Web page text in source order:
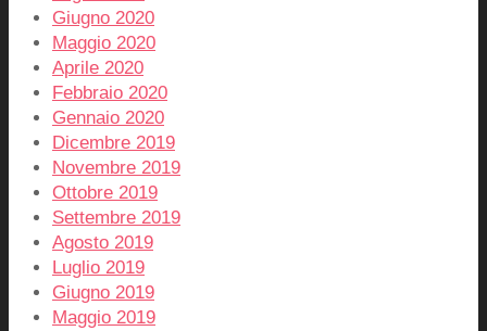
Giugno 2020
Maggio 2020
Aprile 2020
Febbraio 2020
Gennaio 2020
Dicembre 2019
Novembre 2019
Ottobre 2019
Settembre 2019
Agosto 2019
Luglio 2019
Giugno 2019
Maggio 2019